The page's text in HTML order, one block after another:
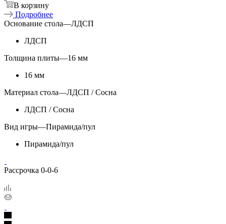
В корзину
Подробнее
Основание стола—ЛДСП
ЛДСП
Толщина плиты—16 мм
16 мм
Материал стола—ЛДСП / Сосна
ЛДСП / Сосна
Вид игры—Пирамида/пул
Пирамида/пул
Рассрочка 0-0-6